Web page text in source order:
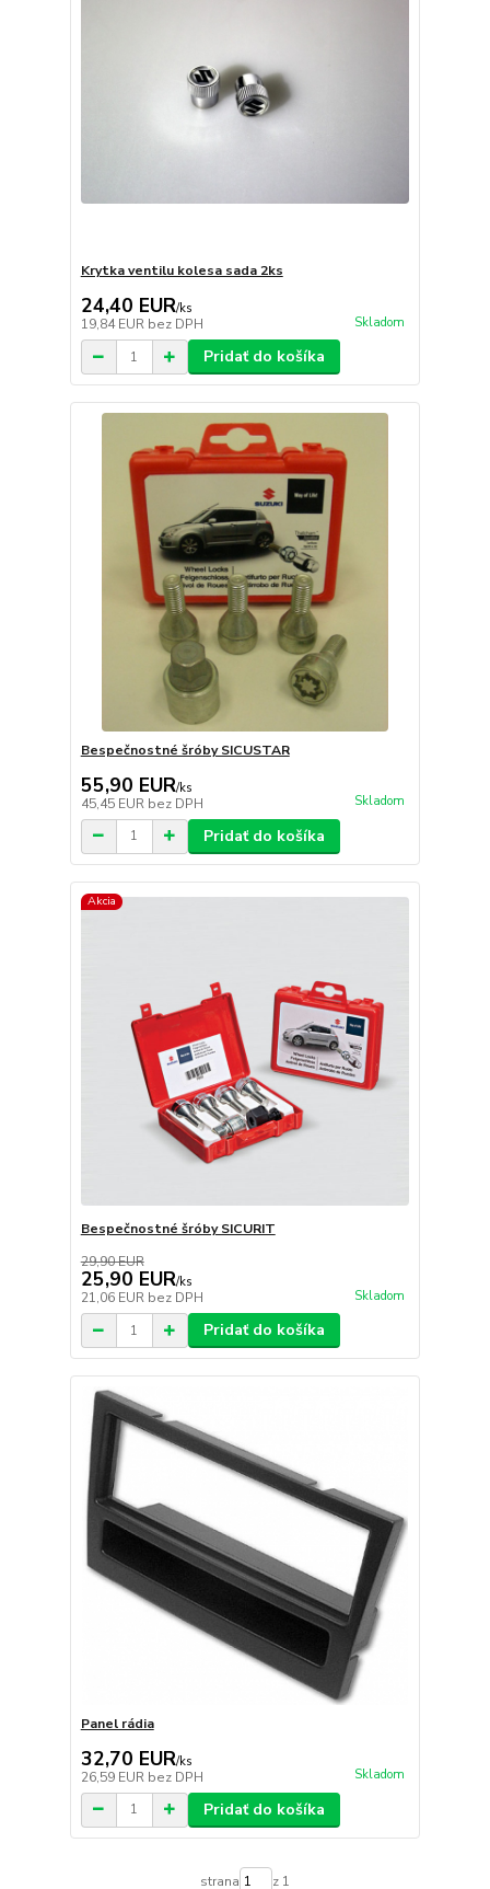
Krytka ventilu kolesa sada 2ks
24,40 EUR/ks
19,84 EUR bez DPH Skladom
Pridať do košíka
Bespečnostné šróby SICUSTAR
55,90 EUR/ks
45,45 EUR bez DPH Skladom
Pridať do košíka
Akcia
Bespečnostné šróby SICURIT
29,90 EUR
25,90 EUR/ks
21,06 EUR bez DPH Skladom
Pridať do košíka
Panel rádia
32,70 EUR/ks
26,59 EUR bez DPH Skladom
Pridať do košíka
strana z 1